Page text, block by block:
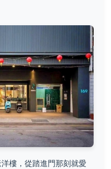
樓，從踏進門那刻就愛